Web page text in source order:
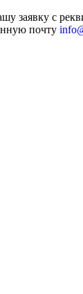
заявку с
почту